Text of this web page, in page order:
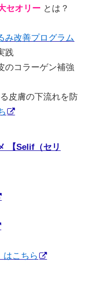
セオリー とは？
み改善プログラム
践
のコラーゲン補強
皮膚の下流れを防
【Selif（セリ
はこちら